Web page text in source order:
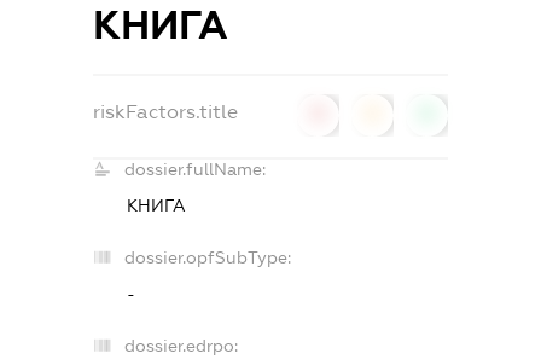
КНИГА
riskFactors.title
dossier.fullName:
КНИГА
dossier.opfSubType:
-
dossier.edrpo: